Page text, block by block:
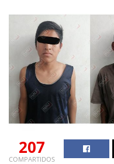
207
COMPARTIDOS